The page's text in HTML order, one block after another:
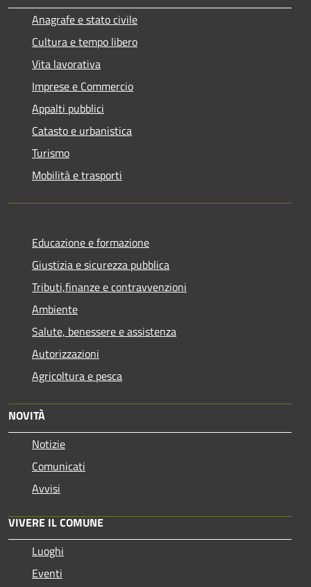
Anagrafe e stato civile
Cultura e tempo libero
Vita lavorativa
Imprese e Commercio
Appalti pubblici
Catasto e urbanistica
Turismo
Mobilità e trasporti
Educazione e formazione
Giustizia e sicurezza pubblica
Tributi,finanze e contravvenzioni
Ambiente
Salute, benessere e assistenza
Autorizzazioni
Agricoltura e pesca
NOVITÀ
Notizie
Comunicati
Avvisi
VIVERE IL COMUNE
Luoghi
Eventi